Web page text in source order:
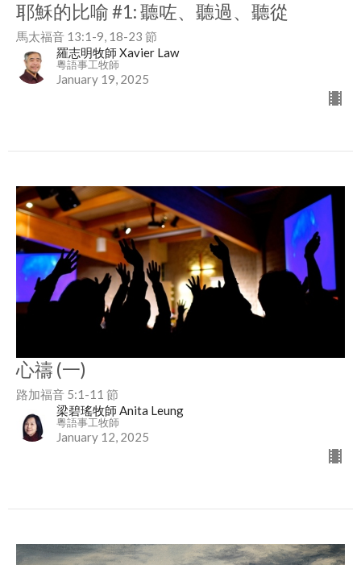
耶穌的比喻 #1: 聽咗、聽過、聽從
馬太福音 13:1-9, 18-23 節
羅志明牧師 Xavier Law
粵語事工牧師
January 19, 2025
心禱 (一)
路加福音 5:1-11 節
梁碧瑤牧師 Anita Leung
粵語事工牧師
January 12, 2025